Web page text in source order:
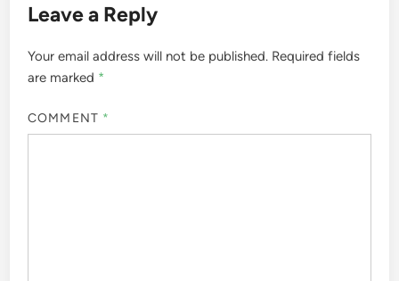
Leave a Reply
Your email address will not be published. Required fields
are marked *
COMMENT *